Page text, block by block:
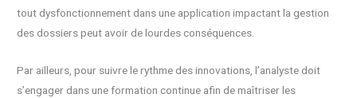
tout dysfonctionnement dans une application impactant la gestion
des dossiers peut avoir de lourdes conséquences.
Par ailleurs, pour suivre le rythme des innovations, l’analyste doit
s’engager dans une formation continue afin de maîtriser les